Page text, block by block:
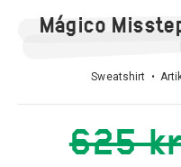
Mágico
Sweatshirt •
625